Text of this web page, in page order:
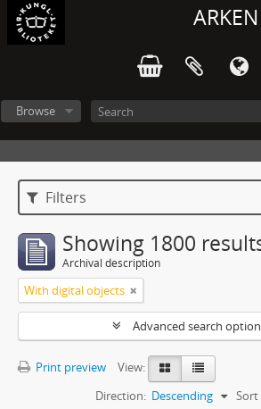
ARKEN
Browse
Filters
Showing 1800
Archival description
With digital objects
Advanced search
Print preview
View:
Sort
Direction: Descending